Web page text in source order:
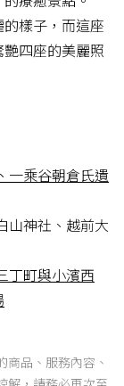
的樣子，而這座
四座的美麗照
一乘谷朝倉氏遺
山神社、越前大
丁町與小濱西
品、服務內容、